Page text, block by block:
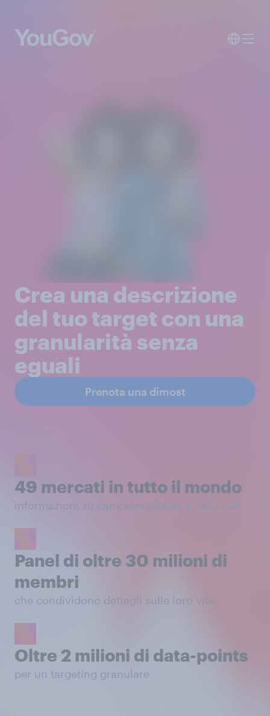
Crea una descrizione
del tuo target con una
granularità senza
eguali
Prenota una dimost
49 mercati in tutto il mondo
informazioni su campioni globali e nazionali
Panel di oltre 30 milioni di
membri
che condividono dettagli sulle loro vite
Oltre 2 milioni di data-points
per un targeting granulare